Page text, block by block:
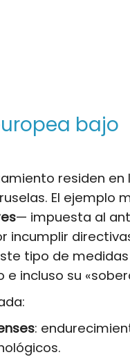
bajo
residen en
El ejemplo
— impuesta al
incumplir
tipo de
incluso su
: